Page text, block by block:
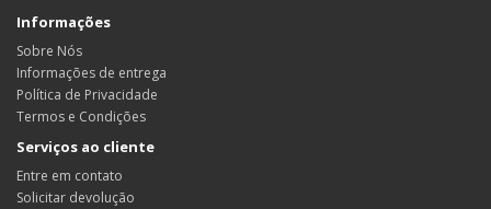
Informações
Sobre Nós
Informações de entrega
Política de Privacidade
Termos e Condições
Serviços ao cliente
Entre em contato
Solicitar devolução